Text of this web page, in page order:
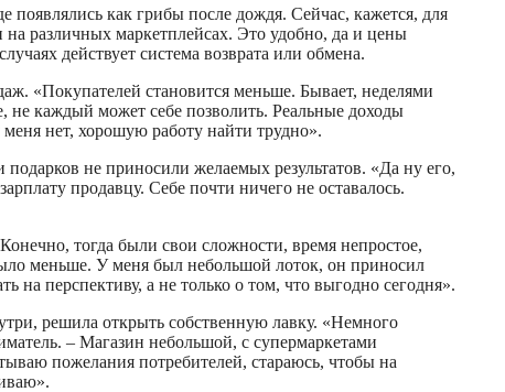
как грибы после дождя. Сейчас, кажется, для
различных маркетплейсах. Это удобно, да и цены
действует система возврата или обмена.
«Покупателей становится меньше. Бывает, неделями
не каждый может себе позволить. Реальные доходы
нет, хорошую работу найти трудно».
не приносили желаемых результатов. «Да ну его,
продавцу. Себе почти ничего не оставалось.
тогда были свои сложности, время непростое,
меньше. У меня был небольшой лоток, он приносил
перспективу, а не только о том, что выгодно сегодня».
решила открыть собственную лавку. «Немного
– Магазин небольшой, с супермаркетами
пожелания потребителей, стараюсь, чтобы на